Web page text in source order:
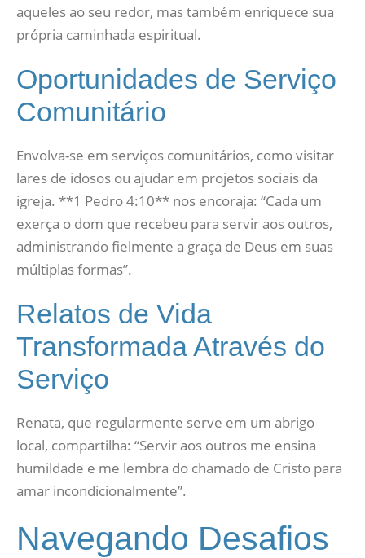
aqueles ao seu redor, mas também enriquece sua
própria caminhada espiritual.
Oportunidades de Serviço
Comunitário
Envolva-se em serviços comunitários, como visitar
lares de idosos ou ajudar em projetos sociais da
igreja. **1 Pedro 4:10** nos encoraja: “Cada um
exerça o dom que recebeu para servir aos outros,
administrando fielmente a graça de Deus em suas
múltiplas formas”.
Relatos de Vida
Transformada Através do
Serviço
Renata, que regularmente serve em um abrigo
local, compartilha: “Servir aos outros me ensina
humildade e me lembra do chamado de Cristo para
amar incondicionalmente”.
Navegando Desafios